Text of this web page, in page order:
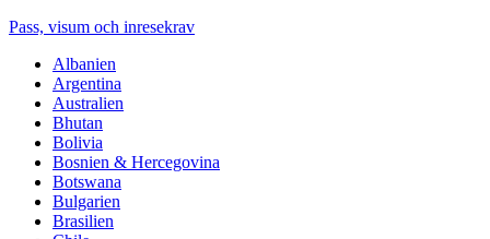
Pass, visum och inresekrav
Albanien
Argentina
Australien
Bhutan
Bolivia
Bosnien & Hercegovina
Botswana
Bulgarien
Brasilien